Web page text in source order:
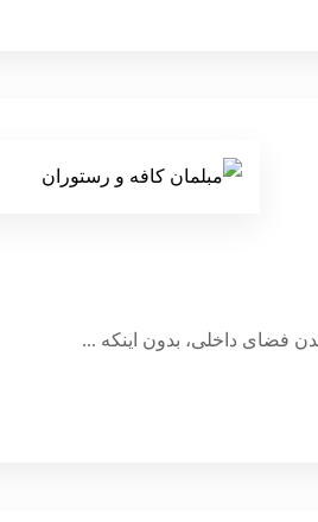
فضای داخلی، بدون اینکه ...